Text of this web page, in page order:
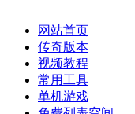
网站首页
传奇版本
视频教程
常用工具
单机游戏